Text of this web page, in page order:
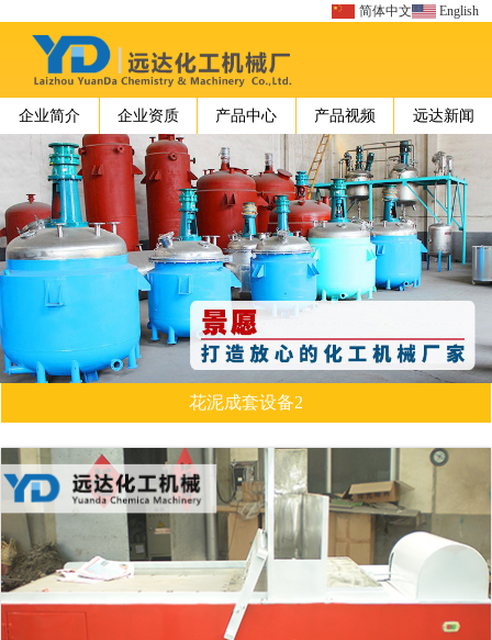
English
简体中文
企业简介 企业资质 产品中心 产品视频 远达新闻
花泥成套设备2